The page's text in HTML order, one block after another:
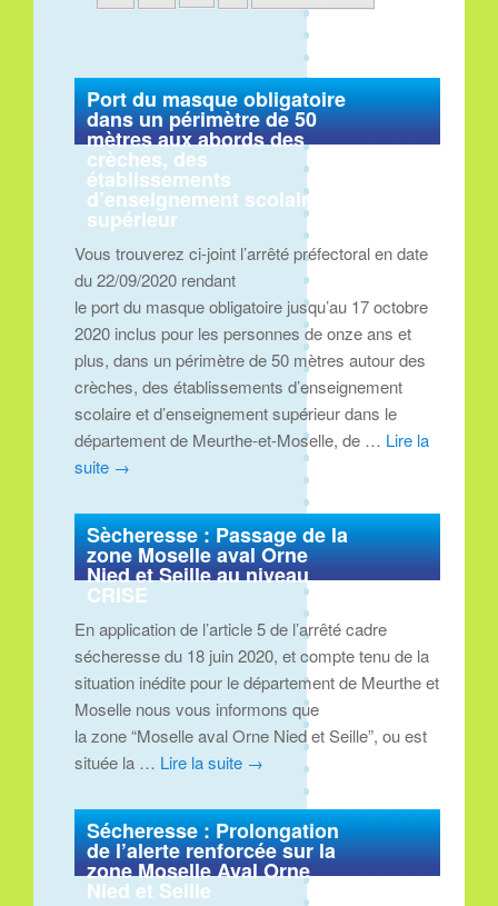
Port du masque obligatoire
dans un périmètre de 50
mètres aux abords des
crèches, des
établissements
d’enseignement scolaire et
supérieur
Vous trouverez ci-joint l’arrêté préfectoral en date
du 22/09/2020 rendant
le port du masque obligatoire jusqu’au 17 octobre
2020 inclus pour les personnes de onze ans et
plus, dans un périmètre de 50 mètres autour des
crèches, des établissements d’enseignement
scolaire et d’enseignement supérieur dans le
département de Meurthe-et-Moselle, de … Lire la
suite →
Sècheresse : Passage de la
zone Moselle aval Orne
Nied et Seille au niveau
CRISE
En application de l’article 5 de l’arrêté cadre
sécheresse du 18 juin 2020, et compte tenu de la
situation inédite pour le département de Meurthe et
Moselle nous vous informons que
la zone “Moselle aval Orne Nied et Seille”, ou est
située la … Lire la suite →
Sécheresse : Prolongation
de l’alerte renforcée sur la
zone Moselle Aval Orne
Nied et Seille